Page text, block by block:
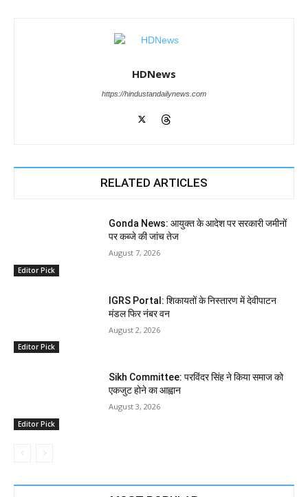
HDNews
https://hindustandailynews.com
RELATED ARTICLES
Editor Pick
Gonda News: आयुक्त के आदेश पर सरकारी जमीनों
पर कब्जे की जांच तेज
August 7, 2026
Editor Pick
IGRS Portal: शिकायतों के निस्तारण में देवीपाटन
मंडल फिर नंबर वन
August 2, 2026
Editor Pick
Sikh Committee: परविंदर सिंह ने किया समाज को
एकजुट होने का आह्वान
August 3, 2026